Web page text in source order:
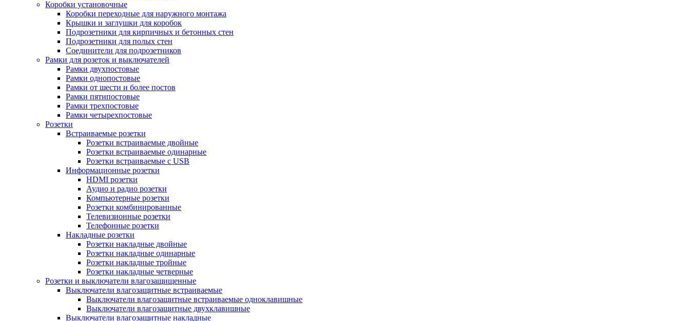
Коробки установочные
Коробки переходные для наружного монтажа
Крышки и заглушки для коробок
Подрозетники для кирпичных и бетонных стен
Подрозетники для полых стен
Соединители для подрозетников
Рамки для розеток и выключателей
Рамки двухпостовые
Рамки однопостовые
Рамки от шести и более постов
Рамки пятипостовые
Рамки трехпостовые
Рамки четырехпостовые
Розетки
Встраиваемые розетки
Розетки встраиваемые двойные
Розетки встраиваемые одинарные
Розетки встраиваемые с USB
Информационные розетки
HDMI розетки
Аудио и радио розетки
Компьютерные розетки
Розетки комбинированные
Телевизионные розетки
Телефонные розетки
Накладные розетки
Розетки накладные двойные
Розетки накладные одинарные
Розетки накладные тройные
Розетки накладные четверные
Розетки и выключатели влагозащищенные
Выключатели влагозащитные встраиваемые
Выключатели влагозащитные встраиваемые одноклавишные
Выключатели влагозащитные двухклавишные
Выключатели влагозащитные накладные